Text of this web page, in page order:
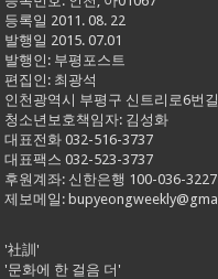
등록일 2011. 08. 22
발행일 2015. 07.01
발행인: 부평포스트
편집인: 최광석
인천광역시 부평구 신트리로6번
청소년보호책임자: 김성화
대표전화 032-516-3737
대표팩스 032-523-3737
후원계좌: 신한은행 100-036-
제보메일:
'社訓'
'문화에 한 걸음 더'